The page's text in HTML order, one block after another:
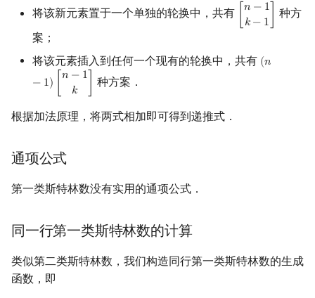
将该新元素置于一个单独的轮换中，共有 𝑛 − 1
𝑘− 1
n− −
种方
案；
将该元素插入到任何一个现有的轮换中，共有 (𝑛
− 1) 𝑛 − 1
𝑘
(n−
种方案．
根据加法原理，将两式相加即可得到递推式．
通项公式
第一类斯特林数没有实用的通项公式．
同一行第一类斯特林数的计算
类似第二类斯特林数，我们构造同行第一类斯特林数的生成
函数，即